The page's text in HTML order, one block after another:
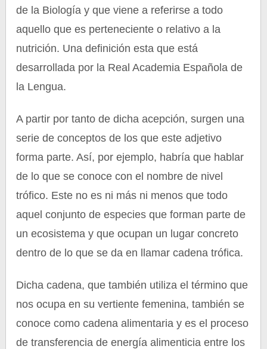
de la Biología y que viene a referirse a todo
aquello que es perteneciente o relativo a la
nutrición. Una definición esta que está
desarrollada por la Real Academia Española de
la Lengua.
A partir por tanto de dicha acepción, surgen una
serie de conceptos de los que este adjetivo
forma parte. Así, por ejemplo, habría que hablar
de lo que se conoce con el nombre de nivel
trófico. Este no es ni más ni menos que todo
aquel conjunto de especies que forman parte de
un ecosistema y que ocupan un lugar concreto
dentro de lo que se da en llamar cadena trófica.
Dicha cadena, que también utiliza el término que
nos ocupa en su vertiente femenina, también se
conoce como cadena alimentaria y es el proceso
de transferencia de energía alimenticia entre los